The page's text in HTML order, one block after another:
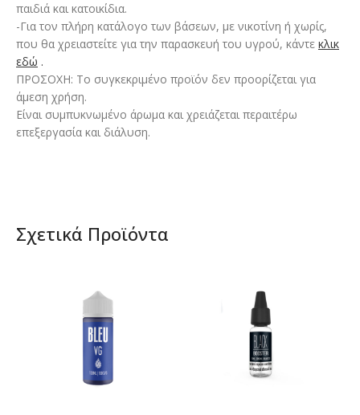
παιδιά και κατοικίδια.
-Για τον πλήρη κατάλογο των βάσεων, με νικοτίνη ή χωρίς,
που θα χρειαστείτε για την παρασκευή του υγρού, κάντε κλικ
εδώ .
ΠΡΟΣΟΧΗ: Το συγκεκριμένο προϊόν δεν προορίζεται για
άμεση χρήση.
Είναι συμπυκνωμένο άρωμα και χρειάζεται περαιτέρω
επεξεργασία και διάλυση.
Σχετικά Προϊόντα